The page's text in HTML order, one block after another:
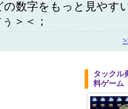
の数字をもっと見やす
＞＜；
タックル
料ゲーム